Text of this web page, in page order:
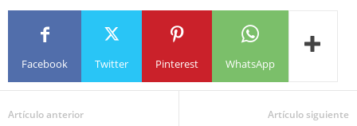
Facebook Twitter Pinterest WhatsApp
Artículo anterior Artículo siguiente